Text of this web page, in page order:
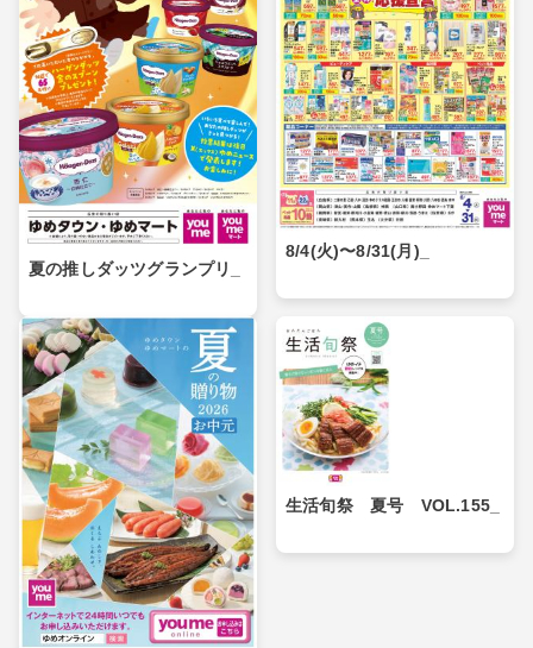
夏の推しダッツグランプリ_
8/4(火)〜8/31(月)_
生活旬祭 夏号 VOL.155_